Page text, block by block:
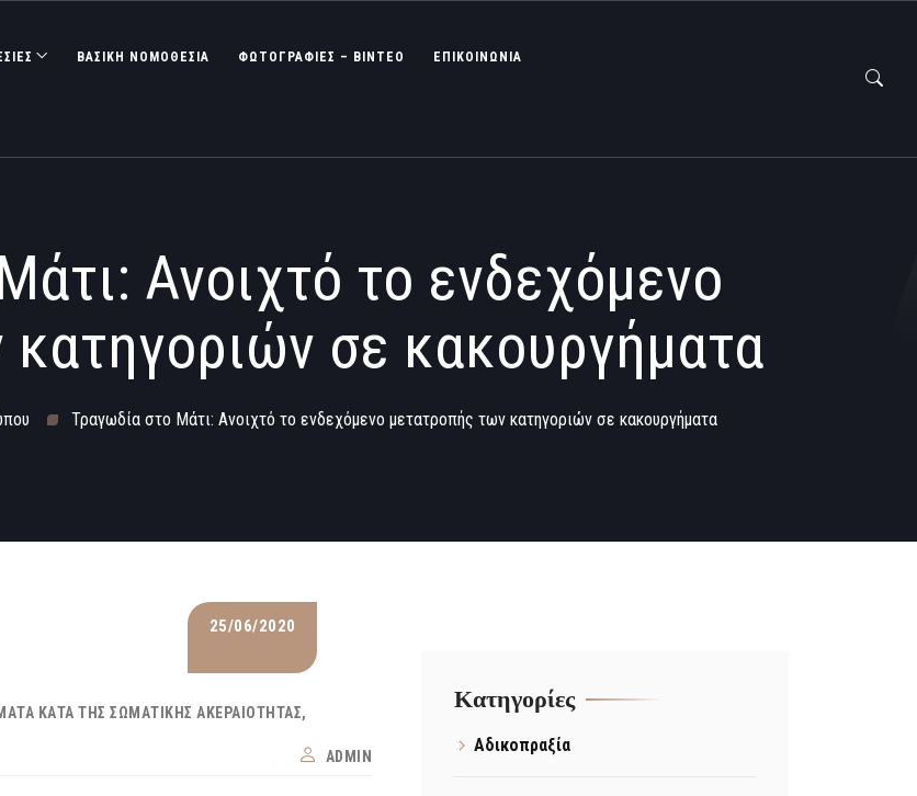
ΒΑΣΙΚΉ ΝΟΜΟΘΕΣΊΑ ΦΩΤΟΓΡΑΦΊΕΣ – ΒΊΝΤΕΟ ΕΠΙΚΟΙΝΩΝΙΑ
Ανοιχτό το ενδεχόμενο
σε κακουργήματα
Τραγωδία στο Μάτι: Ανοιχτό το ενδεχόμενο μετατροπής των κατηγοριών σε κακουργήματα
25/06/2020
ΚΑΤΆ ΤΗΣ ΣΩΜΑΤΙΚΉΣ ΑΚΕΡΑΙΌΤΗΤΑΣ
ADMIN
Kατηγορίες
Αδικοπραξία